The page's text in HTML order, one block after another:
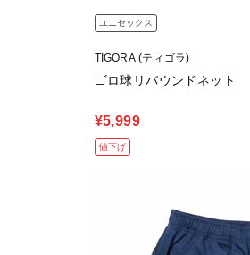
ユニセックス
TIGORA (ティゴラ)
ゴロ球リバウンドネット
¥5,999
値下げ